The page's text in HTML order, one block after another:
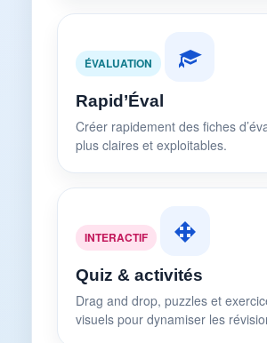
ÉVALUATION
Rapid’Éval
Créer rapidement des fiches
plus claires et exploitables.
INTERACTIF
Quiz & activités
Drag and drop, puzzles et
visuels pour dynamiser les